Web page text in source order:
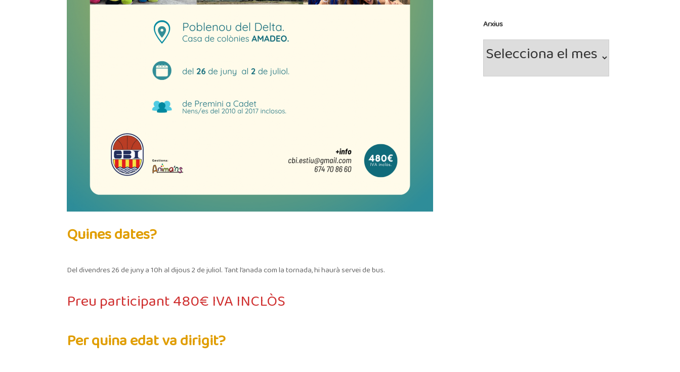
Quines dates?
Del divendres 26 de juny a 10h al dijous 2 de juliol. Tant l’anada com la tornada, hi haurà servei de bus.
Preu participant 480€ IVA INCLÒS
Per quina edat va dirigit?
Arxius
Arxius